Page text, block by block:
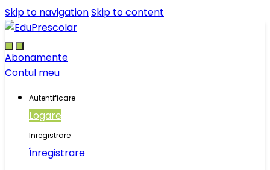
Skip to navigationSkip to content
Abonamente
Contul meu
Autentificare
Logare
Inregistrare
Înregistrare